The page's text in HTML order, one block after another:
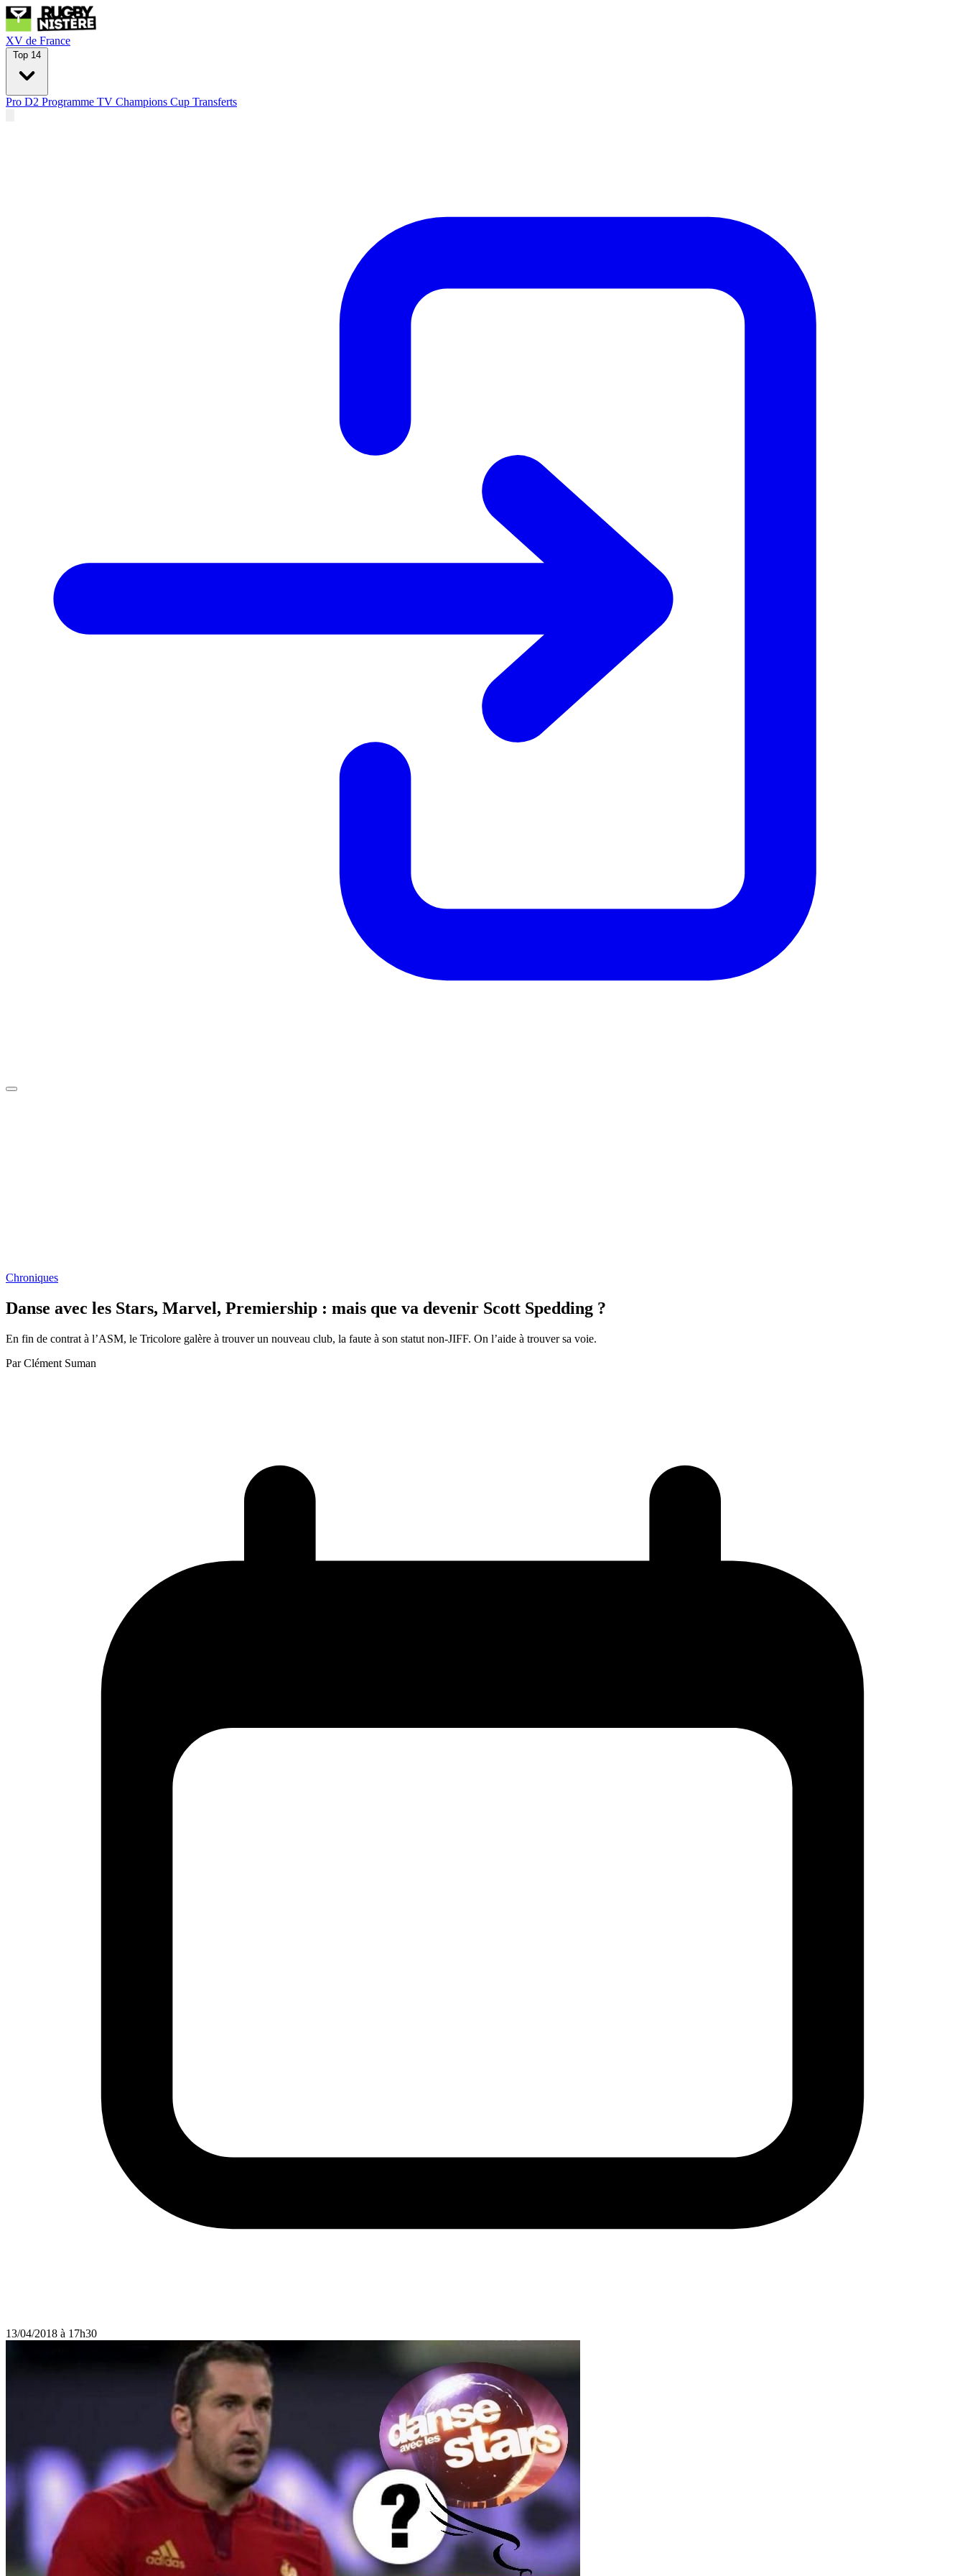
XV de France
Top 14
Pro D2 Programme TV Champions Cup Transferts
Chroniques
Danse avec les Stars, Marvel, Premiership : mais que va devenir Scott Spedding ?
En fin de contrat à l’ASM, le Tricolore galère à trouver un nouveau club, la faute à son statut non-JIFF. On l’aide à trouver sa voie.
Par Clément Suman
13/04/2018 à 17h30